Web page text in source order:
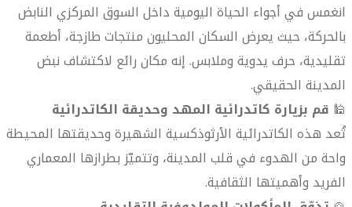
انغمس في أجواء الحياة اليومية داخل السوق المركزي النابض
بالحركة، حيث يعرض السكان المحليون منتجات طازجة، أطعمة
تقليدية، حرف يدوية وملابس. إنه مكان رائع لاكتشاف نبض
المدينة الحقيقي.
🕌 قم بزيارة كاتدرائية المهد وحديقة الكاتدرائية
تُعد هذه الكاتدرائية الأرثوذكسية الشهيرة وحديقتها المحيطة
واحة من الهدوء في قلب المدينة، وتتميّز بطرازها المعماري
الفريد وأهميتها الثقافية.